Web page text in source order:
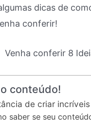
dicas de
conferir!
conteúdo!
de criar
saber se seu